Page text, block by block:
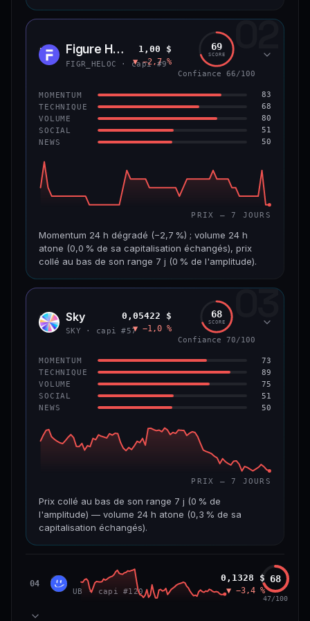
CAP. MARCHÉ VOLUME 24 H
VAR. 7 J VAR. 30 J
+2,0 %
VS ATH
−8,5 %
CONFIANCE 69/100
02
FIGR Figure Heloc
FIGR_HELOC · capi #9
1,00 $
▼ −2,7 %
69
SCORE
Confiance 66/100
MOMENTUM 83
TECHNIQUE 68
VOLUME 80
SOCIAL 51
NEWS 50
PRIX — 7 JOURS
Momentum 24 h dégradé (−2,7 %) ; volume 24 h
atone (0,0 % de sa capitalisation échangés), prix
collé au bas de son range 7 j (0 % de l'amplitude).
CAP. MARCHÉ VOLUME 24 H
VAR. 7 J VAR. 30 J
−3,2 %
VS ATH
−5,6 %
RANG CAPI.
#9
CONFIANCE 66/100
03
SKY Sky
SKY · capi #57
0,05422 $
▼ −1,0 %
68
SCORE
Confiance 70/100
MOMENTUM 73
TECHNIQUE 89
VOLUME 75
SOCIAL 51
NEWS 50
PRIX — 7 JOURS
Prix collé au bas de son range 7 j (0 % de
l'amplitude) — volume 24 h atone (0,3 % de sa
capitalisation échangés).
VAR. 7 J VAR. 30 J
04 UB Unibase
UB · capi #120
0,1328 $
▼ −3,4 %
68
47/100